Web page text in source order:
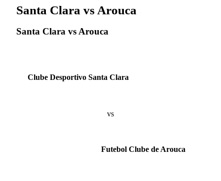
Santa Clara vs Arouca
Santa Clara vs Arouca
Clube Desportivo Santa Clara
vs
Futebol Clube de Arouca